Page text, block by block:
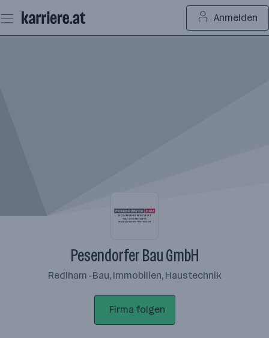
Seiteninhalt
springen
Anmelden
Pesendorfer Bau GmbH
Redlham · Bau, Immobilien, Haustechnik
Firma folgen